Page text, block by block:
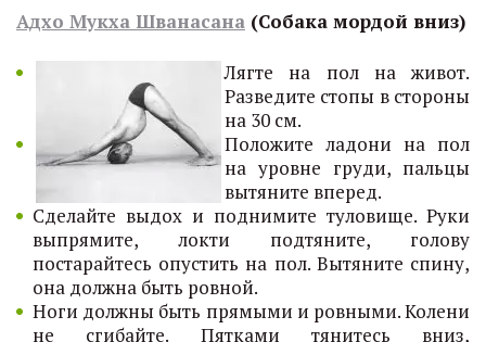
Адхо Мукха Шванасана (Собака мордой вниз)
Лягте на пол на живот.
Разведите стопы в стороны
на 30 см.
Положите ладони на пол
на уровне груди, пальцы
вытяните вперед.
Сделайте выдох и поднимите туловище. Руки
выпрямите, локти подтяните, голову
постарайтесь опустить на пол. Вытяните спину,
она должна быть ровной.
Ноги должны быть прямыми и ровными. Колени
не сгибайте. Пятками тянитесь вниз,